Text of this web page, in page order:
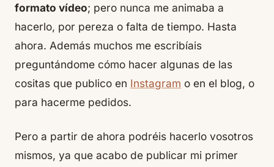
formato vídeo; pero nunca me animaba a
hacerlo, por pereza o falta de tiempo. Hasta
ahora. Además muchos me escribíais
preguntándome cómo hacer algunas de las
cositas que publico en Instagram o en el blog, o
para hacerme pedidos.
Pero a partir de ahora podréis hacerlo vosotros
mismos, ya que acabo de publicar mi primer